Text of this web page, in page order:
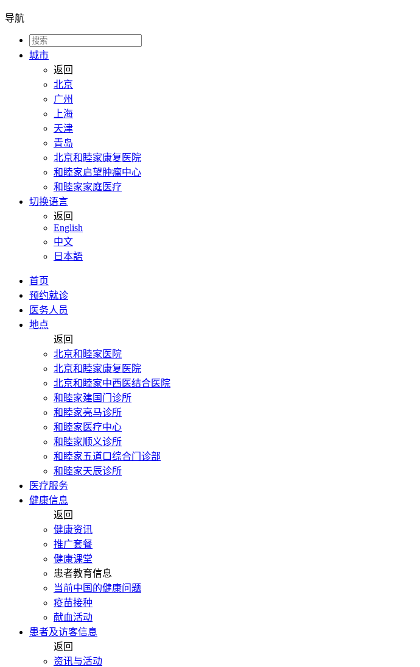
导航
城市
返回
北京
广州
上海
天津
青岛
北京和睦家康复医院
和睦家启望肿瘤中心
和睦家家庭医疗
切换语言
返回
English
中文
日本語
首页
预约就诊
医务人员
地点
返回
北京和睦家医院
北京和睦家康复医院
北京和睦家中西医结合医院
和睦家建国门诊所
和睦家亮马诊所
和睦家医疗中心
和睦家顺义诊所
和睦家五道口综合门诊部
和睦家天辰诊所
医疗服务
健康信息
返回
健康资讯
推广套餐
健康课堂
患者教育信息
当前中国的健康问题
疫苗接种
献血活动
患者及访客信息
返回
资讯与活动